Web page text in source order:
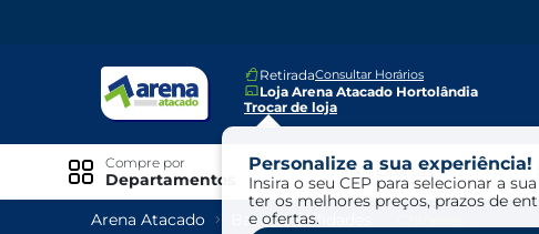
RetiradaConsultar Horários
Loja Arena Atacado Hortolândia
Trocar de loja
Personalize a sua experiência!
Insira o seu CEP para selecionar a
ter os melhores preços, prazos de
e ofertas.
Ofertas
Compre por
Departamentos
EspeciaisArena Atacado Bazar E Utilidades